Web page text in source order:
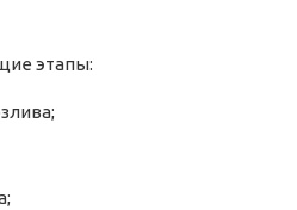
этапы: